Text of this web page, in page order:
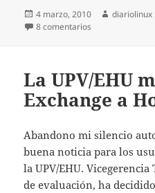
Publicado
el
4 marzo, 2010 Autor
diariolinux
8 comentarios
La UPV/EHU
Exchange a
Abandono mi silencio
buena noticia para los
la UPV/EHU.
de evaluación, ha